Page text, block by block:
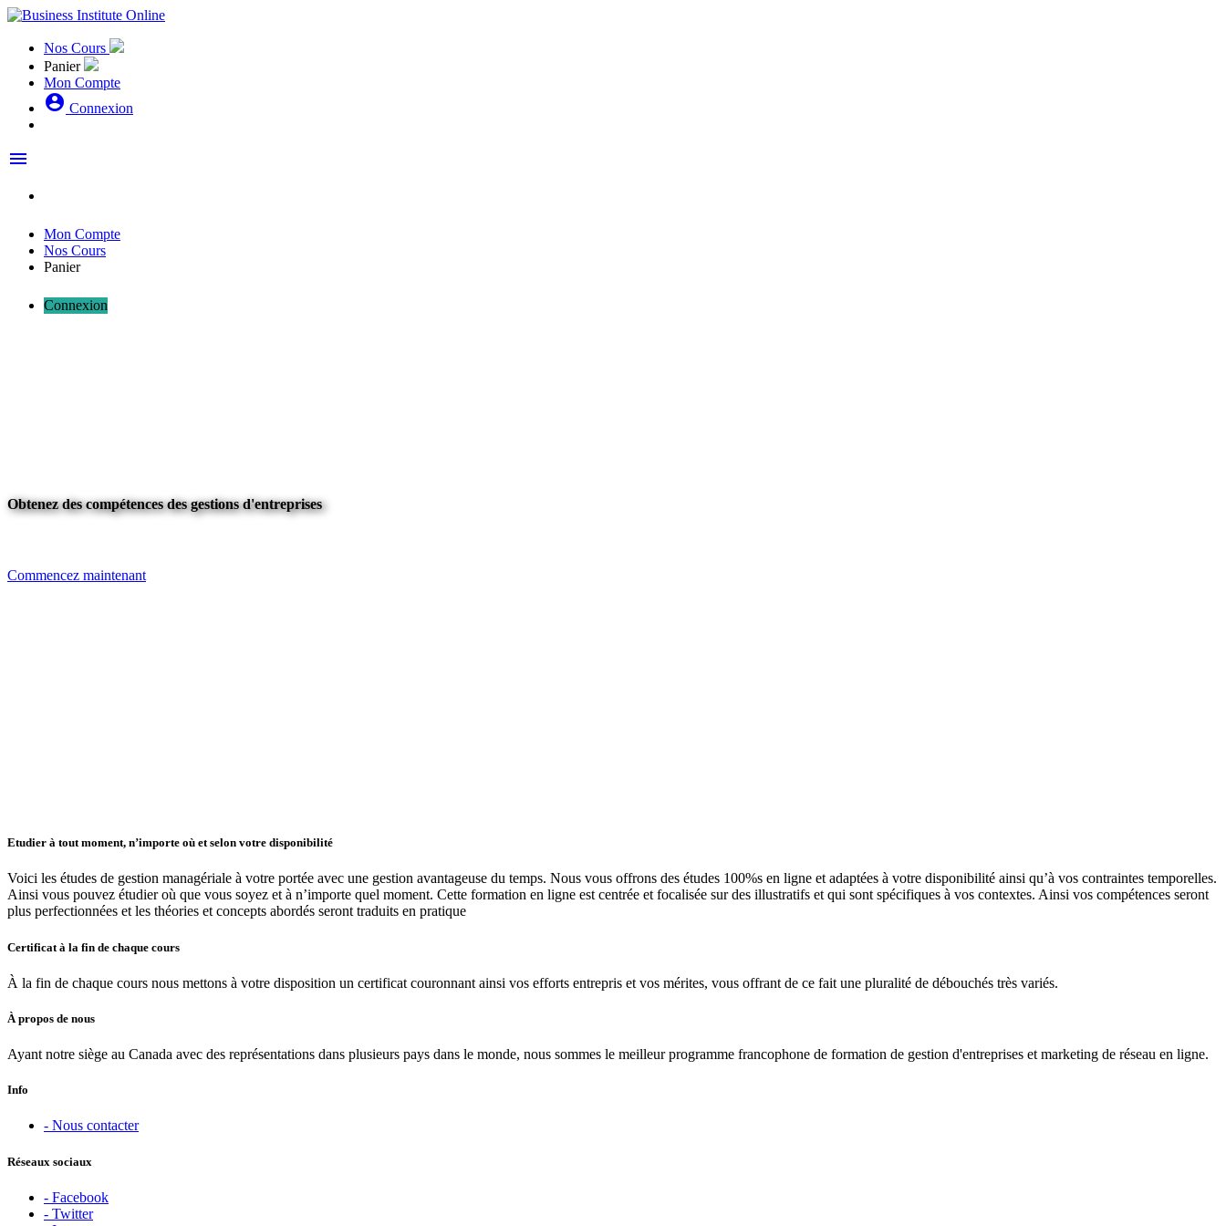
Nos Cours
Panier
Mon Compte
account_circle Connexion
menu
Mon Compte
Nos Cours
Panier
Connexion
Obtenez des compétences des gestions d'entreprises
Commencez maintenant
Etudier à tout moment, n’importe où et selon votre disponibilité
Voici les études de gestion managériale à votre portée avec une gestion avantageuse du temps. Nous vous offrons des études 100%s en ligne et adaptées à votre disponibilité ainsi qu’à vos contraintes temporelles.
Ainsi vous pouvez étudier où que vous soyez et à n’importe quel moment. Cette formation en ligne est centrée et focalisée sur des illustratifs et qui sont spécifiques à vos contextes. Ainsi vos compétences seront
plus perfectionnées et les théories et concepts abordés seront traduits en pratique
Certificat à la fin de chaque cours
À la fin de chaque cours nous mettons à votre disposition un certificat couronnant ainsi vos efforts entrepris et vos mérites, vous offrant de ce fait une pluralité de débouchés très variés.
À propos de nous
Ayant notre siège au Canada avec des représentations dans plusieurs pays dans le monde, nous sommes le meilleur programme francophone de formation de gestion d'entreprises et marketing de réseau en ligne.
Info
- Nous contacter
Réseaux sociaux
- Facebook
- Twitter